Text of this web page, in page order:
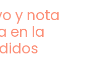
y nota
en la